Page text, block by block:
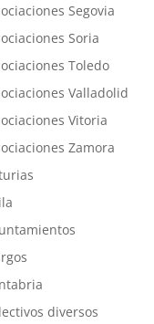
Segovia
Soria
Toledo
Valladolid
Vitoria
Zamora
diversos